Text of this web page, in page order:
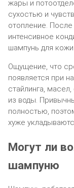
жары и
сухостью и
отопление.
интенсивное
шампунь для
Ощущение, что
появляется при
стайлинга,
из воды.
полностью,
хуже
Могут ли
шампуню